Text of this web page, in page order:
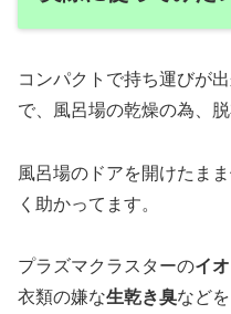
コンパクトで持ち運びが
で、風呂場の乾燥の為、脱
風呂場のドアを開けたま
く助かってます。
プラズマクラスターのイ
衣類の嫌な生乾き臭などを